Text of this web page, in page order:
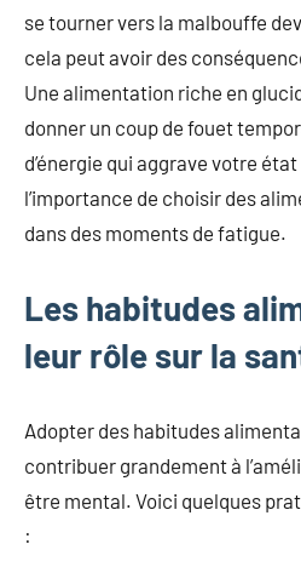
se tourner vers la malbouffe
cela peut avoir des
Une alimentation riche en
donner un coup de fouet
d’énergie qui aggrave votre
l’importance de choisir des
dans des moments de fatigue.
Les habitudes
leur rôle sur la
Adopter des habitudes
contribuer grandement à
être mental. Voici quelques
: